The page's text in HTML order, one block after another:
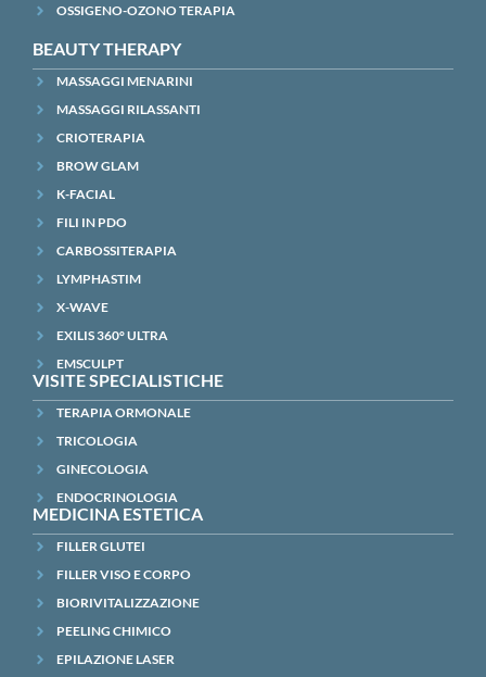
OSSIGENO-OZONO TERAPIA
BEAUTY THERAPY
MASSAGGI MENARINI
MASSAGGI RILASSANTI
CRIOTERAPIA
BROW GLAM
K-FACIAL
FILI IN PDO
CARBOSSITERAPIA
LYMPHASTIM
X-WAVE
EXILIS 360° ULTRA
EMSCULPT
VISITE SPECIALISTICHE
TERAPIA ORMONALE
TRICOLOGIA
GINECOLOGIA
ENDOCRINOLOGIA
MEDICINA ESTETICA
FILLER GLUTEI
FILLER VISO E CORPO
BIORIVITALIZZAZIONE
PEELING CHIMICO
EPILAZIONE LASER